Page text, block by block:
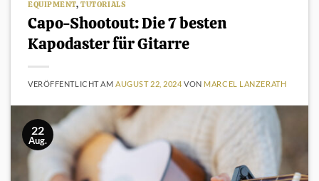
EQUIPMENT,TUTORIALS
Capo-Shootout: Die 7 besten
Kapodaster für Gitarre
VERÖFFENTLICHT AM AUGUST 22, 2024 VON MARCEL LANZERATH
22
Aug.